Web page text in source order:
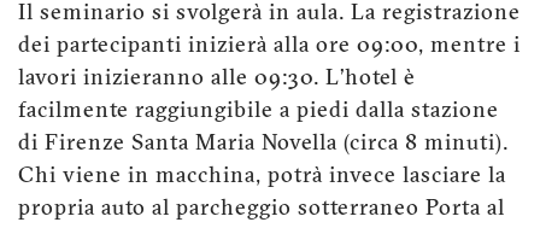
Il seminario si svolgerà in aula. La registrazione
dei partecipanti inizierà alla ore 09:00, mentre i
lavori inizieranno alle 09:30. L’hotel è
facilmente raggiungibile a piedi dalla stazione
di Firenze Santa Maria Novella (circa 8 minuti).
Chi viene in macchina, potrà invece lasciare la
propria auto al parcheggio sotterraneo Porta al